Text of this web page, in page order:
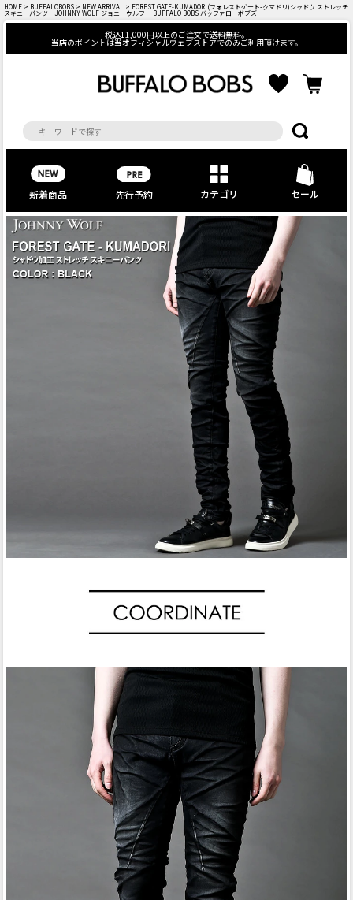
HOME > BUFFALOBOBS > NEW ARRIVAL > FOREST GATE-KUMADORI(フォレストゲート-クマドリ)シャドウ ストレッチ
スキニーパンツ JOHNNY WOLF ジョニーウルフ BUFFALO BOBS バッファローボブズ
税込11,000円以上のご注文で送料無料。
当店のポイントは当オフィシャルウェブストアでのみご利用頂けます。
新着商品 先行予約 カテゴリ セール